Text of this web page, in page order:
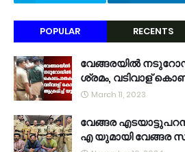
POPULAR RECENTS
വേങ്ങരയിൽ
ശ്രമം, വടിവാള്
March 11, 2023
വേങ്ങര
എ യുമായി വേങ്ങര